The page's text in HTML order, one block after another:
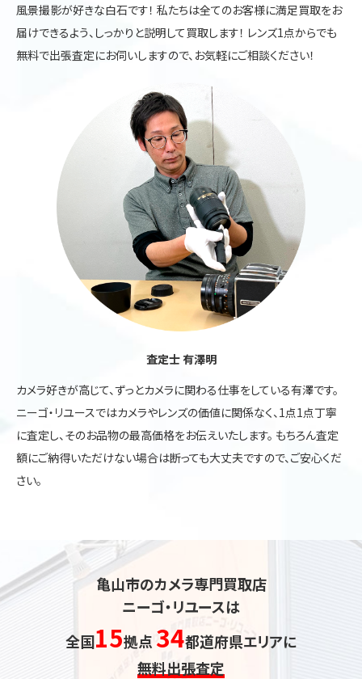
風景撮影が好きな白石です！ 私たちは全てのお客様に満足買取をお
届けできるよう、しっかりと説明して買取します！ レンズ1点からでも
無料で出張査定にお伺いしますので、お気軽にご相談ください！
査定士 有澤明
カメラ好きが高じて、ずっとカメラに関わる仕事をしている有澤です。
ニーゴ・リユースではカメラやレンズの価値に関係なく、1点1点丁寧
に査定し、そのお品物の最高価格をお伝えいたします。 もちろん査定
額にご納得いただけない場合は断っても大丈夫ですので、ご安心くだ
さい。
亀山市のカメラ専門買取店
ニーゴ・リユースは
全国15拠点 34都道府県エリアに
無料出張査定